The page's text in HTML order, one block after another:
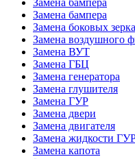
Замена бампера
Замена бампера
Замена боковых
Замена воздушного
Замена ВУТ
Замена ГБЦ
Замена генератора
Замена глушителя
Замена ГУР
Замена двери
Замена двигателя
Замена жидкости
Замена капота